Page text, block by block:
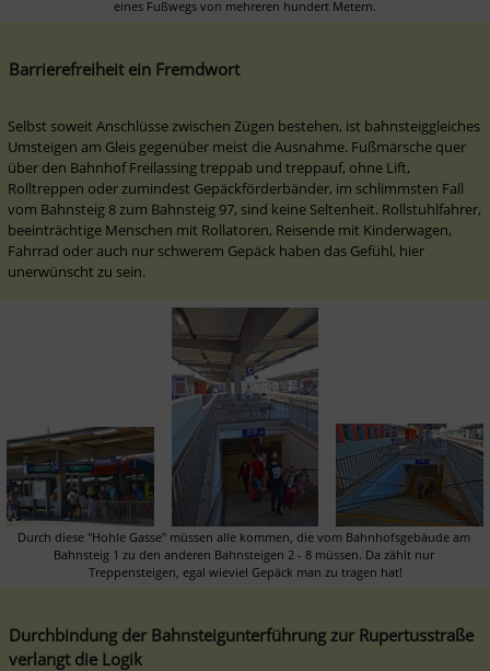
eines Fußwegs von mehreren hundert Metern.
Barrierefreiheit ein Fremdwort
Selbst soweit Anschlüsse zwischen Zügen bestehen, ist bahnsteiggleiches
Umsteigen am Gleis gegenüber meist die Ausnahme. Fußmärsche quer
über den Bahnhof Freilassing treppab und treppauf, ohne Lift,
Rolltreppen oder zumindest Gepäckförderbänder, im schlimmsten Fall
vom Bahnsteig 8 zum Bahnsteig 97, sind keine Seltenheit. Rollstuhlfahrer,
beeinträchtige Menschen mit Rollatoren, Reisende mit Kinderwagen,
Fahrrad oder auch nur schwerem Gepäck haben das Gefühl, hier
unerwünscht zu sein.
Durch diese "Hohle Gasse" müssen alle kommen, die vom Bahnhofsgebäude am
Bahnsteig 1 zu den anderen Bahnsteigen 2 - 8 müssen. Da zählt nur
Treppensteigen, egal wieviel Gepäck man zu tragen hat!
Durchbindung der Bahnsteigunterführung zur Rupertusstraße
verlangt die Logik